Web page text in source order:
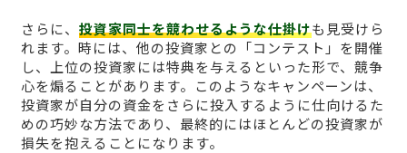
さらに、 投資家同士を競わせるような仕掛けも見受けら
れます。時には、他の投資家との「コンテスト」を開催
し、上位の投資家には特典を与えるといった形で、競争
心を煽ることがあります。このようなキャンペーンは、
投資家が自分の資金をさらに投入するように仕向けるた
めの巧妙な方法であり、最終的にはほとんどの投資家が
損失を抱えることになります。